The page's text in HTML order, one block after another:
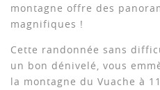
montagne offre des
magnifiques !
Cette randonnée sans
un bon dénivelé, vous
la montagne du Vuache à